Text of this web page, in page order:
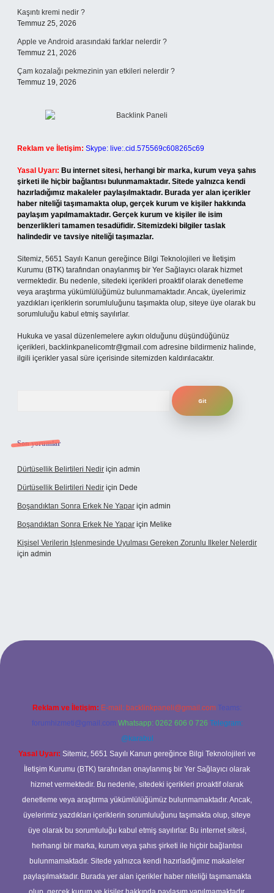
Kaşıntı kremi nedir ?
Temmuz 25, 2026
Apple ve Android arasındaki farklar nelerdir ?
Temmuz 21, 2026
Çam kozalağı pekmezinin yan etkileri nelerdir ?
Temmuz 19, 2026
Reklam ve İletişim: Skype: live:.cid.575569c608265c69
Yasal Uyarı: Bu internet sitesi, herhangi bir marka, kurum veya şahıs
şirketi ile hiçbir bağlantısı bulunmamaktadır. Sitede yalnızca kendi
hazırladığımız makaleler paylaşılmaktadır. Burada yer alan içerikler
haber niteliği taşımamakta olup, gerçek kurum ve kişiler hakkında
paylaşım yapılmamaktadır. Gerçek kurum ve kişiler ile isim
benzerlikleri tamamen tesadüfidir. Sitemizdeki bilgiler taslak
halindedir ve tavsiye niteliği taşımazlar.
Sitemiz, 5651 Sayılı Kanun gereğince Bilgi Teknolojileri ve İletişim
Kurumu (BTK) tarafından onaylanmış bir Yer Sağlayıcı olarak hizmet
vermektedir. Bu nedenle, sitedeki içerikleri proaktif olarak denetleme
veya araştırma yükümlülüğümüz bulunmamaktadır. Ancak, üyelerimiz
yazdıkları içeriklerin sorumluluğunu taşımakta olup, siteye üye olarak bu
sorumluluğu kabul etmiş sayılırlar.
Hukuka ve yasal düzenlemelere aykırı olduğunu düşündüğünüz
içerikleri, backlinkpanelicomtr@gmail.com adresine bildirmeniz halinde,
ilgili içerikler yasal süre içerisinde sitemizden kaldırılacaktır.
Son yorumlar
Dürtüsellik Belirtileri Nedir için admin
Dürtüsellik Belirtileri Nedir için Dede
Boşandıktan Sonra Erkek Ne Yapar için admin
Boşandıktan Sonra Erkek Ne Yapar için Melike
Kişisel Verilerin Işlenmesinde Uyulması Gereken Zorunlu Ilkeler Nelerdir
için admin
Reklam ve İletişim: E-mail: backlinkpaneli@gmail.com Teams:
forumhizmeti@gmail.com Whatsapp: 0262 606 0 726 Telegram:
@karabul
Yasal Uyarı: Sitemiz, 5651 Sayılı Kanun gereğince Bilgi Teknolojileri ve
İletişim Kurumu (BTK) tarafından onaylanmış bir Yer Sağlayıcı olarak
hizmet vermektedir. Bu nedenle, sitedeki içerikleri proaktif olarak
denetleme veya araştırma yükümlülüğümüz bulunmamaktadır. Ancak,
üyelerimiz yazdıkları içeriklerin sorumluluğunu taşımakta olup, siteye
üye olarak bu sorumluluğu kabul etmiş sayılırlar. Bu internet sitesi,
herhangi bir marka, kurum veya şahıs şirketi ile hiçbir bağlantısı
bulunmamaktadır. Sitede yalnızca kendi hazırladığımız makaleler
paylaşılmaktadır. Burada yer alan içerikler haber niteliği taşımamakta